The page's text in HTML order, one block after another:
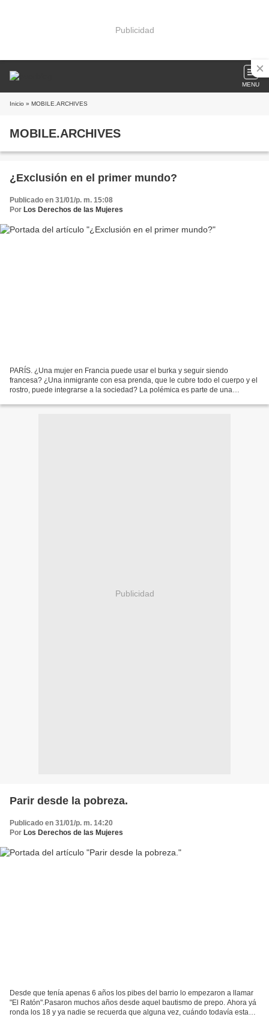
Publicidad
MENU
Inicio » MOBILE.ARCHIVES
MOBILE.ARCHIVES
¿Exclusión en el primer mundo?
Publicado en 31/01/p. m. 15:08
Por Los Derechos de las Mujeres
PARÍS. ¿Una mujer en Francia puede usar el burka y seguir siendo
francesa? ¿Una inmigrante con esa prenda, que le cubre todo el cuerpo y el
rostro, puede integrarse a la sociedad? La polémica es parte de una
Publicidad
Parir desde la pobreza.
Publicado en 31/01/p. m. 14:20
Por Los Derechos de las Mujeres
Desde que tenía apenas 6 años los pibes del barrio lo empezaron a llamar
"El Ratón".Pasaron muchos años desde aquel bautismo de prepo. Ahora yá
ronda los 18 y ya nadie se recuerda que alguna vez, cuándo todavía estaba